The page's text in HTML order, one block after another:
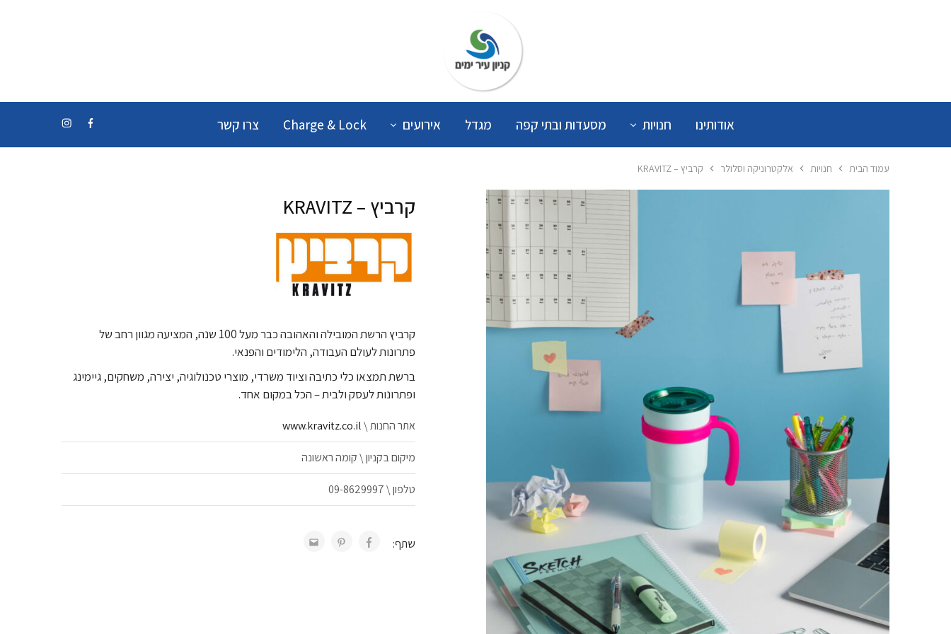
קניון
עיר
ימים
אודותינו חנויות מסעדות ובתי קפה מגדל אירועים Charge & Lock צרו קשר
עמוד הבית חנויות אלקטרוניקה וסלולר קרביץ – KRAVITZ
קרביץ – KRAVITZ
קרביץ הרשת המובילה והאהובה כבר מעל 100 שנה, המציעה מגוון רחב של
פתרונות לעולם העבודה, הלימודים והפנאי.
ברשת תמצאו כלי כתיבה וציוד משרדי, מוצרי טכנולוגיה, יצירה, משחקים, גיימינג
ופתרונות לעסק ולבית – הכל במקום אחד.
אתר החנות \www.kravitz.co.il
מיקום בקניון \ קומה ראשונה
טלפון \ 09-8629997
שתף: